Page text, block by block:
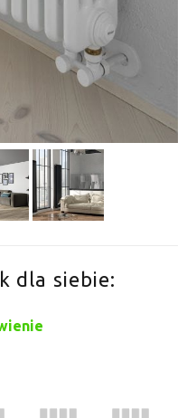
dla siebie: